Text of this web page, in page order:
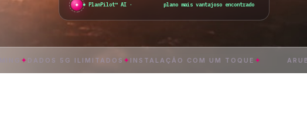
✦ PlanPilot™ AI · plano mais vantajoso encontrado
DADOS 5G ILIMITADOS ✦INSTALAÇÃO COM UM TOQUE ✦ ARUBA ✦